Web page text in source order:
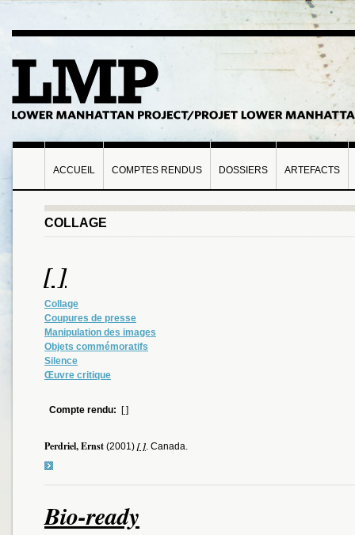
ACCUEIL COMPTES RENDUS DOSSIERS ARTEFACTS
COLLAGE
[ ]
Collage
Coupures de presse
Manipulation des images
Objets commémoratifs
Silence
Œuvre critique
Compte rendu: [ ]
Perdriel, Ernst (2001) [ ]. Canada.
Bio-ready